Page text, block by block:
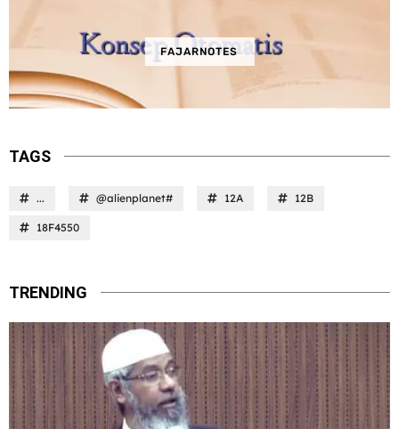
FAJARNOTES
TAGS
... @alienplanet# 12A 12B
18F4550
TRENDING